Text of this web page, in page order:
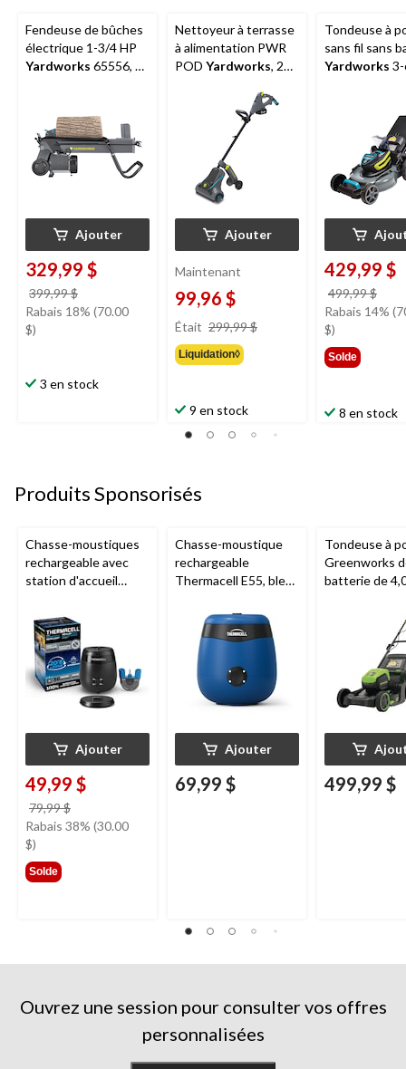
Fendeuse de bûches
électrique 1-3/4 HP
Yardworks 65556, 4
Ajouter
329,99 $
399,99 $
était
Rabais 18% (70.00
$)
3 en stock
Nettoyeur à terrasse
à alimentation PWR
POD Yardworks, 20
Ajouter
Maintenant
99,96 $
Était 299,99 $
Liquidation◊
9 en stock
Tondeuse à
sans fil sans
Yardworks
429,99 $
499,99 $
était
Rabais 14%
$)
Solde
8 en stock
Produits Sponsorisés
Chasse-moustiques
rechargeable avec
station d'accueil
charbon
Ajouter
49,99 $
79,99 $
était
Rabais 38% (30.00
$)
Solde
Chasse-moustique
rechargeable
Thermacell E55, bleu
Ajouter
69,99 $
Tondeuse à
Greenworks
batterie de
499,99 $
Ouvrez une session pour consulter vos offres
personnalisées